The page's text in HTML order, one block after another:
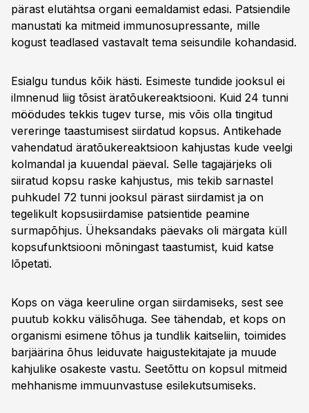
pärast elutähtsa organi eemaldamist edasi. Patsiendile
manustati ka mitmeid immunosupressante, mille
kogust teadlased vastavalt tema seisundile kohandasid.
Esialgu tundus kõik hästi. Esimeste tundide jooksul ei
ilmnenud liig tõsist äratõukereaktsiooni. Kuid 24 tunni
möödudes tekkis tugev turse, mis võis olla tingitud
vereringe taastumisest siirdatud kopsus. Antikehade
vahendatud äratõukereaktsioon kahjustas kude veelgi
kolmandal ja kuuendal päeval. Selle tagajärjeks oli
siiratud kopsu raske kahjustus, mis tekib sarnastel
puhkudel 72 tunni jooksul pärast siirdamist ja on
tegelikult kopsusiirdamise patsientide peamine
surmapõhjus. Üheksandaks päevaks oli märgata küll
kopsufunktsiooni mõningast taastumist, kuid katse
lõpetati.
Kops on väga keeruline organ siirdamiseks, sest see
puutub kokku välisõhuga. See tähendab, et kops on
organismi esimene tõhus ja tundlik kaitseliin, toimides
barjäärina õhus leiduvate haigustekitajate ja muude
kahjulike osakeste vastu. Seetõttu on kopsul mitmeid
mehhanisme immuunvastuse esilekutsumiseks.